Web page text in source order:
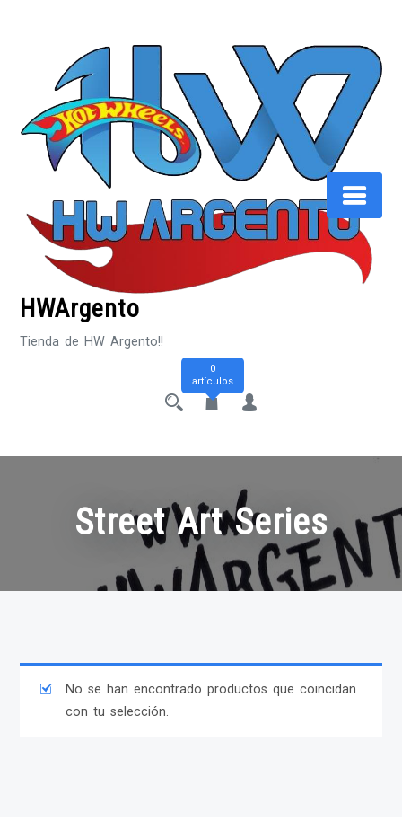
HWArgento
Tienda de HW Argento!!
0
artículos
Street Art Series
No se han encontrado productos que coincidan
con tu selección.